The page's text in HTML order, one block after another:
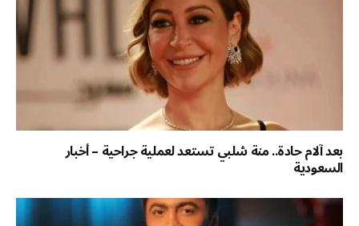
بعد آلام حادة.. منة شلبي تستعد لعملية جراحية – أخبار
السعودية